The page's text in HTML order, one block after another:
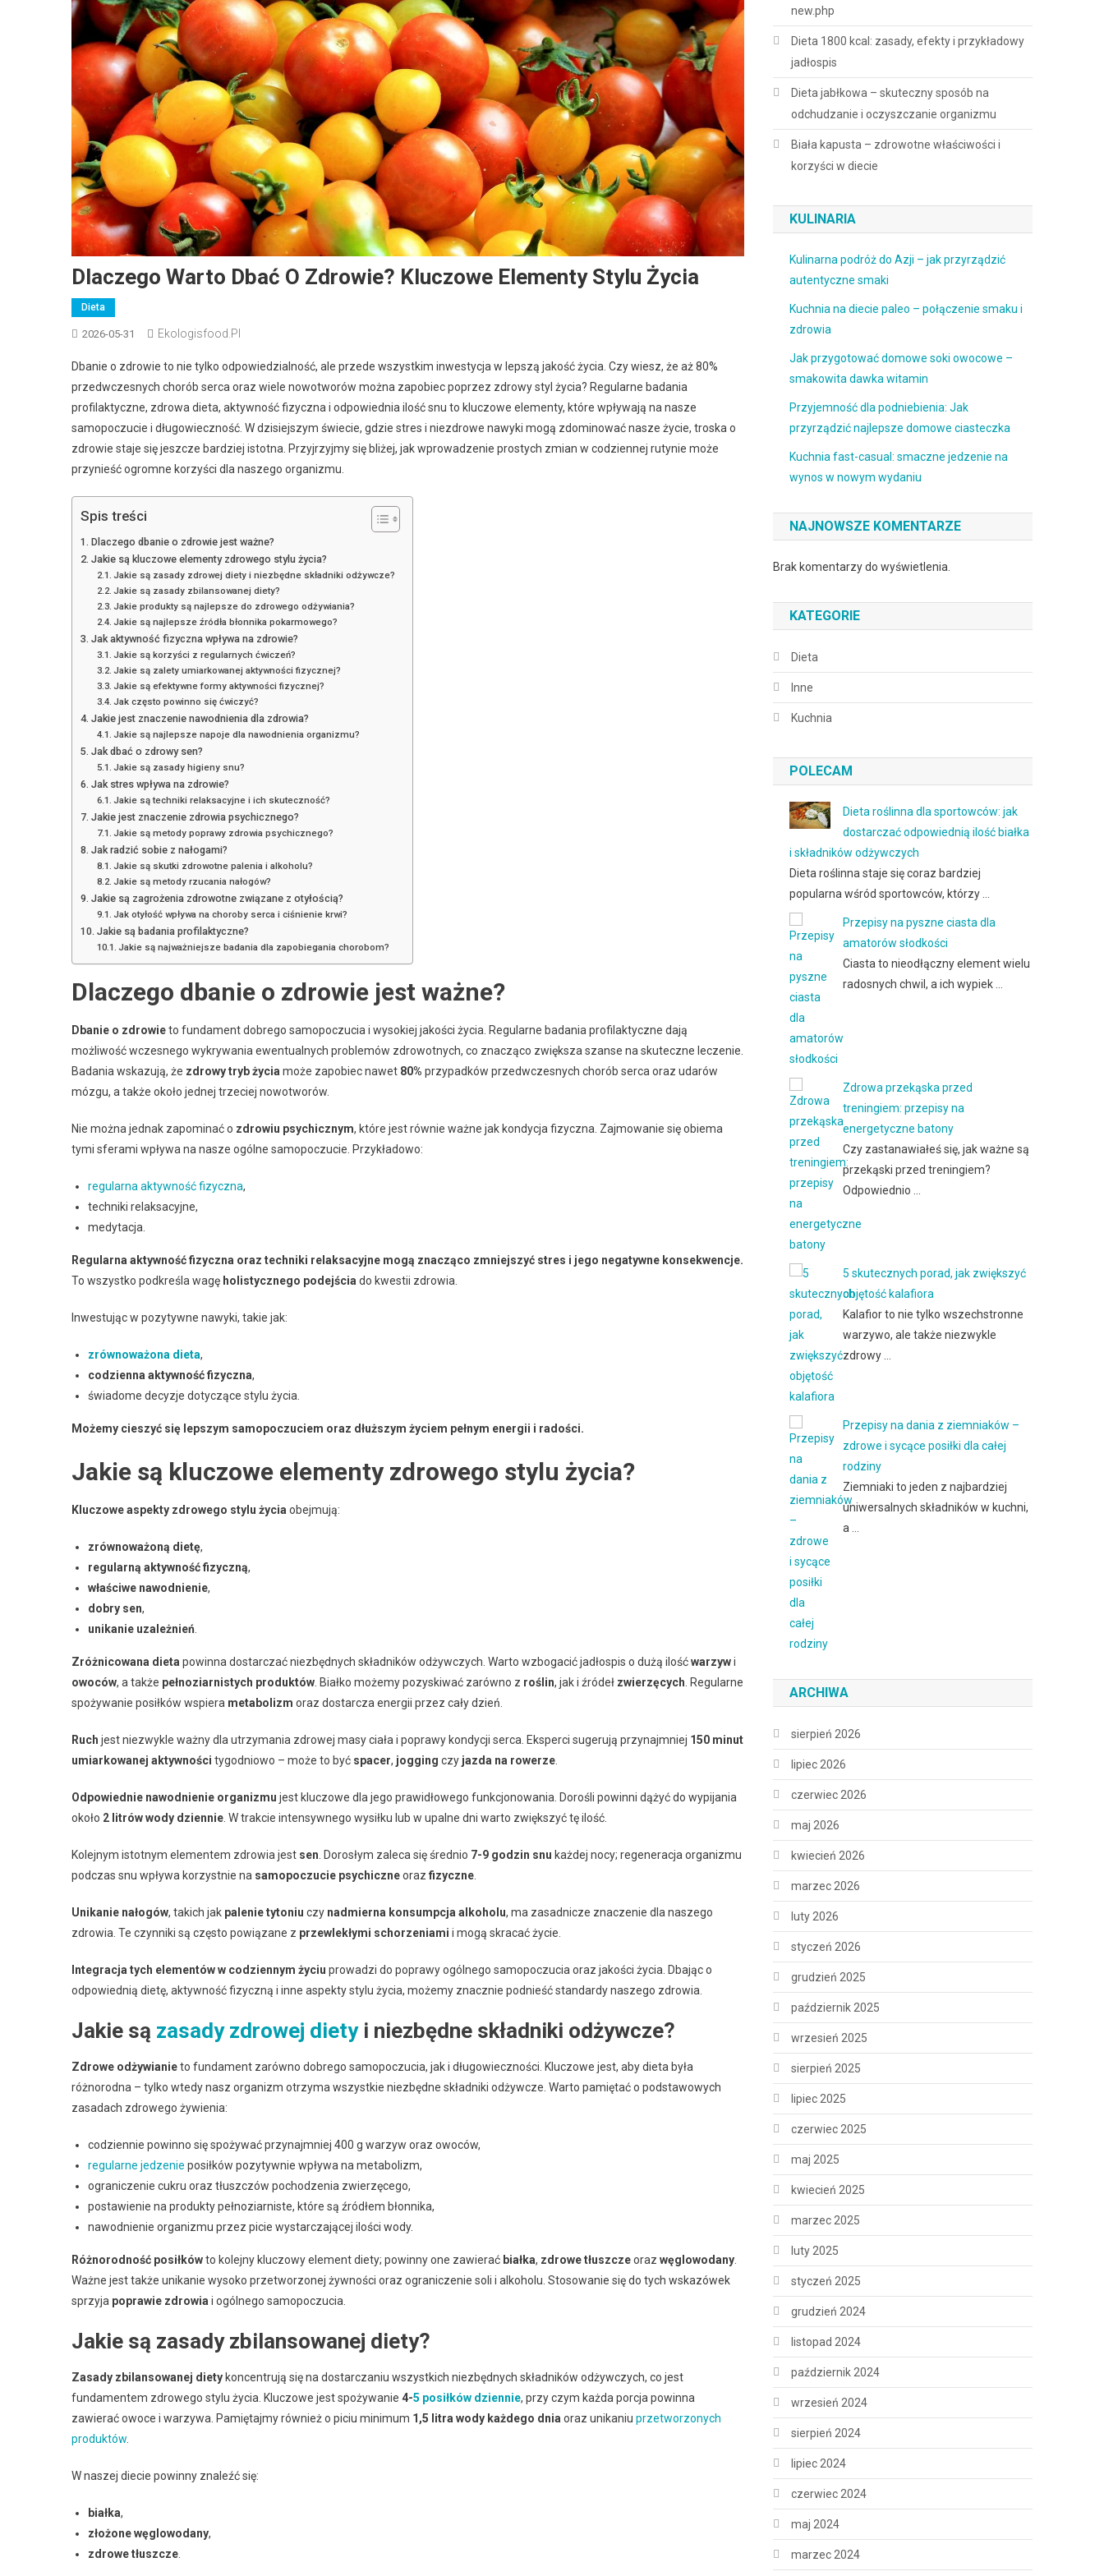
Dlaczego Warto Dbać O Zdrowie? Kluczowe Elementy Stylu Życia
Dieta
2026-05-31 Ekologisfood.pl
Dbanie o zdrowie to nie tylko odpowiedzialność, ale przede wszystkim inwestycja w lepszą jakość życia. Czy wiesz, że aż 80%
przedwczesnych chorób serca oraz wiele nowotworów można zapobiec poprzez zdrowy styl życia? Regularne badania
profilaktyczne, zdrowa dieta, aktywność fizyczna i odpowiednia ilość snu to kluczowe elementy, które wpływają na nasze
samopoczucie i długowieczność. W dzisiejszym świecie, gdzie stres i niezdrowe nawyki mogą zdominować nasze życie, troska o
zdrowie staje się jeszcze bardziej istotna. Przyjrzyjmy się bliżej, jak wprowadzenie prostych zmian w codziennej rutynie może
przynieść ogromne korzyści dla naszego organizmu.
Spis treści
Dlaczego dbanie o zdrowie jest ważne?
Jakie są kluczowe elementy zdrowego stylu życia?
Jakie są zasady zdrowej diety i niezbędne składniki odżywcze?
Jakie są zasady zbilansowanej diety?
Jakie produkty są najlepsze do zdrowego odżywiania?
Jakie są najlepsze źródła błonnika pokarmowego?
Jak aktywność fizyczna wpływa na zdrowie?
Jakie są korzyści z regularnych ćwiczeń?
Jakie są zalety umiarkowanej aktywności fizycznej?
Jakie są efektywne formy aktywności fizycznej?
Jak często powinno się ćwiczyć?
Jakie jest znaczenie nawodnienia dla zdrowia?
Jakie są najlepsze napoje dla nawodnienia organizmu?
Jak dbać o zdrowy sen?
Jakie są zasady higieny snu?
Jak stres wpływa na zdrowie?
Jakie są techniki relaksacyjne i ich skuteczność?
Jakie jest znaczenie zdrowia psychicznego?
Jakie są metody poprawy zdrowia psychicznego?
Jak radzić sobie z nałogami?
Jakie są skutki zdrowotne palenia i alkoholu?
Jakie są metody rzucania nałogów?
Jakie są zagrożenia zdrowotne związane z otyłością?
Jak otyłość wpływa na choroby serca i ciśnienie krwi?
Jakie są badania profilaktyczne?
Jakie są najważniejsze badania dla zapobiegania chorobom?
Dlaczego dbanie o zdrowie jest ważne?
Dbanie o zdrowieto fundament dobrego samopoczucia i wysokiej jakości życia. Regularne badania profilaktyczne dają
możliwość wczesnego wykrywania ewentualnych problemów zdrowotnych, co znacząco zwiększa szanse na skuteczne leczenie.
Badania wskazują, że zdrowy tryb życia może zapobiec nawet 80% przypadków przedwczesnych chorób serca oraz udarów
mózgu, a także około jednej trzeciej nowotworów.
Nie można jednak zapominać o zdrowiu psychicznym, które jest równie ważne jak kondycja fizyczna. Zajmowanie się obiema
tymi sferami wpływa na nasze ogólne samopoczucie. Przykładowo:
regularna aktywność fizyczna,
techniki relaksacyjne,
medytacja.
Regularna aktywność fizyczna oraz techniki relaksacyjne mogą znacząco zmniejszyć stres i jego negatywne konsekwencje.
To wszystko podkreśla wagę holistycznego podejścia do kwestii zdrowia.
Inwestując w pozytywne nawyki, takie jak:
zrównoważona dieta,
codzienna aktywność fizyczna,
świadome decyzje dotyczące stylu życia.
Możemy cieszyć się lepszym samopoczuciem oraz dłuższym życiem pełnym energii i radości.
Jakie są kluczowe elementy zdrowego stylu życia?
Kluczowe aspekty zdrowego stylu życia obejmują:
zrównoważoną dietę,
regularną aktywność fizyczną,
właściwe nawodnienie,
dobry sen,
unikanie uzależnień
Zróżnicowana dieta powinna dostarczać niezbędnych składników odżywczych. Warto wzbogacić jadłospis o dużą ilośćwarzywi
owoców, a także pełnoziarnistych produktów . Białko możemy pozyskiwać zarówno z roślin, jak i źródeł zwierzęcych . Regularne
spożywanie posiłków wspiera metabolizm oraz dostarcza energii przez cały dzień.
Ruch jest niezwykle ważny dla utrzymania zdrowej masy ciała i poprawy kondycji serca. Eksperci sugerują przynajmniej 150 minut
umiarkowanej aktywności tygodniowo – może to być spacer, jogging czy jazda na rowerze
Odpowiednie nawodnienie organizmu jest kluczowe dla jego prawidłowego funkcjonowania. Dorośli powinni dążyć do wypijania
około 2 litrów wody dziennie . W trakcie intensywnego wysiłku lub w upalne dni warto zwiększyć tę ilość.
Kolejnym istotnym elementem zdrowia jest sen . Dorosłym zaleca się średnio 7-9 godzin snu każdej nocy; regeneracja organizmu
podczas snu wpływa korzystnie na samopoczucie psychiczneoraz fizyczne
Unikanie nałogów, takich jak palenie tytoniu czy nadmierna konsumpcja alkoholu, ma zasadnicze znaczenie dla naszego
zdrowia. Te czynniki są często powiązane z przewlekłymi schorzeniami i mogą skracać życie.
Integracja tych elementów w codziennym życiu prowadzi do poprawy ogólnego samopoczucia oraz jakości życia. Dbając o
odpowiednią dietę, aktywność fizyczną i inne aspekty stylu życia, możemy znacznie podnieść standardy naszego zdrowia.
Jakie są zasady zdrowej dietyi niezbędne składniki odżywcze?
Zdrowe odżywianieto fundament zarówno dobrego samopoczucia, jak i długowieczności. Kluczowe jest, aby dieta była
różnorodna – tylko wtedy nasz organizm otrzyma wszystkie niezbędne składniki odżywcze. Warto pamiętać o podstawowych
zasadach zdrowego żywienia:
codziennie powinno się spożywać przynajmniej 400 g warzyw oraz owoców,
regularne jedzenie posiłków pozytywnie wpływa na metabolizm,
ograniczenie cukru oraz tłuszczów pochodzenia zwierzęcego,
postawienie na produkty pełnoziarniste, które są źródłem błonnika,
nawodnienie organizmu przez picie wystarczającej ilości wody.
Różnorodność posiłkówto kolejny kluczowy element diety; powinny one zawierać białka, zdrowe tłuszczeoraz węglowodany
Ważne jest także unikanie wysoko przetworzonej żywności oraz ograniczenie soli i alkoholu. Stosowanie się do tych wskazówek
sprzyja poprawie zdrowia i ogólnego samopoczucia.
Jakie są zasady zbilansowanej diety?
Zasady zbilansowanej diety koncentrują się na dostarczaniu wszystkich niezbędnych składników odżywczych, co jest
fundamentem zdrowego stylu życia. Kluczowe jest spożywanie 4-5 posiłków dziennie, przy czym każda porcja powinna
zawierać owoce i warzywa. Pamiętajmy również o piciu minimum 1,5 litra wody każdego dnia oraz unikaniu przetworzonych
produktów
W naszej diecie powinny znaleźć się:
białka,
złożone węglowodany,
zdrowe tłuszcze
new.php
Dieta 1800 kcal: zasady, efekty i przykładowy
jadłospis
Dieta jabłkowa – skuteczny sposób na
odchudzanie i oczyszczanie organizmu
Biała kapusta – zdrowotne właściwości i
korzyści w diecie
KULINARIA
Kulinarna podróż do Azji – jak przyrządzić
autentyczne smaki
Kuchnia na diecie paleo – połączenie smaku i
zdrowia
Jak przygotować domowe soki owocowe –
smakowita dawka witamin
Przyjemność dla podniebienia: Jak
przyrządzić najlepsze domowe ciasteczka
Kuchnia fast-casual: smaczne jedzenie na
wynos w nowym wydaniu
NAJNOWSZE KOMENTARZE
Brak komentarzy do wyświetlenia.
KATEGORIE
Dieta
Inne
Kuchnia
POLECAM
Dieta roślinna dla sportowców: jak
dostarczać odpowiednią ilość białka
i składników odżywczych
Dieta roślinna staje się coraz bardziej
popularna wśród sportowców, którzy …
Przepisy na pyszne ciasta dla
amatorów słodkości
Ciasta to nieodłączny element wielu
radosnych chwil, a ich wypiek …
Zdrowa przekąska przed
treningiem: przepisy na
energetyczne batony
Czy zastanawiałeś się, jak ważne są
przekąski przed treningiem?
Odpowiednio …
5 skutecznych porad, jak zwiększyć
objętość kalafiora
Kalafior to nie tylko wszechstronne
warzywo, ale także niezwykle
zdrowy …
Przepisy na dania z ziemniaków –
zdrowe i sycące posiłki dla całej
rodziny
Ziemniaki to jeden z najbardziej
uniwersalnych składników w kuchni,
a …
ARCHIWA
sierpień 2026
lipiec 2026
czerwiec 2026
maj 2026
kwiecień 2026
marzec 2026
luty 2026
styczeń 2026
grudzień 2025
październik 2025
wrzesień 2025
sierpień 2025
lipiec 2025
czerwiec 2025
maj 2025
kwiecień 2025
marzec 2025
luty 2025
styczeń 2025
grudzień 2024
listopad 2024
październik 2024
wrzesień 2024
sierpień 2024
lipiec 2024
czerwiec 2024
maj 2024
marzec 2024